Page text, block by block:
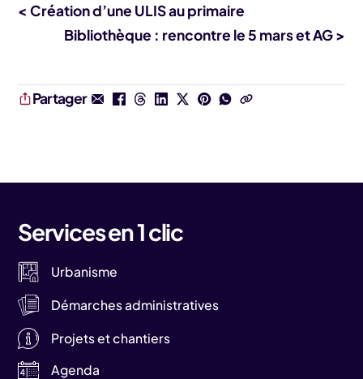
< Création d’une ULIS au primaire
Bibliothèque : rencontre le 5 mars et AG >
Partager
Services en 1 clic
Urbanisme
Démarches administratives
Projets et chantiers
Agenda